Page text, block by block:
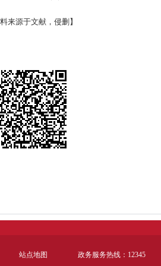
来源于文献，侵删】
站点地图 政务服务热线：12345